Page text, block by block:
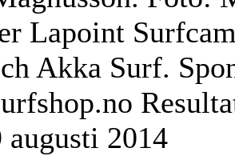
Lapoint
Akka Surf.
augusti 2014